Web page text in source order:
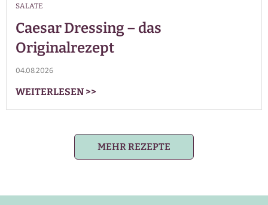
SALATE
Caesar Dressing – das
Originalrezept
04.08.2026
WEITERLESEN >>
MEHR REZEPTE